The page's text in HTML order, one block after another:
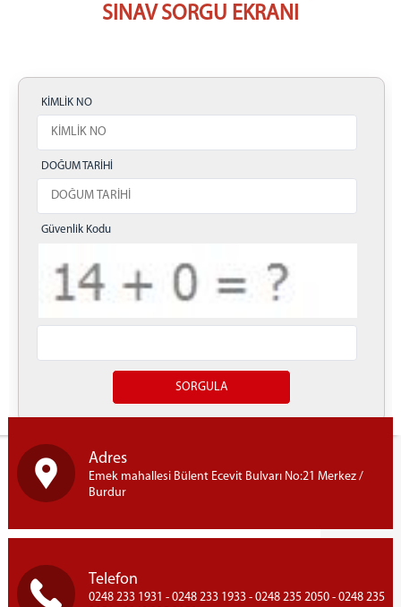
SINAV SORGU EKRANI
KİMLİK NO
DOĞUM TARİHİ
Güvenlik Kodu
Yazdır
Adres
Emek mahallesi Bülent Ecevit Bulvarı No:21 Merkez /
Burdur
Telefon
0248 233 1931 - 0248 233 1933 - 0248 235 2050 - 0248 235